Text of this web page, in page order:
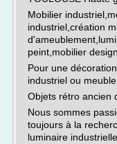
Mobilier
industriel,création
peint,mobilier
Pour une
industriel ou
Objets rétro ancien
Nous sommes
toujours à la
luminaire